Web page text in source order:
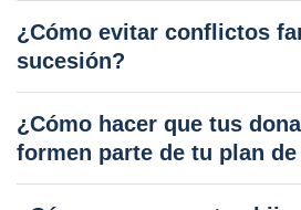
¿Cómo evitar conflictos
sucesión?
¿Cómo hacer que tus
formen parte de tu plan